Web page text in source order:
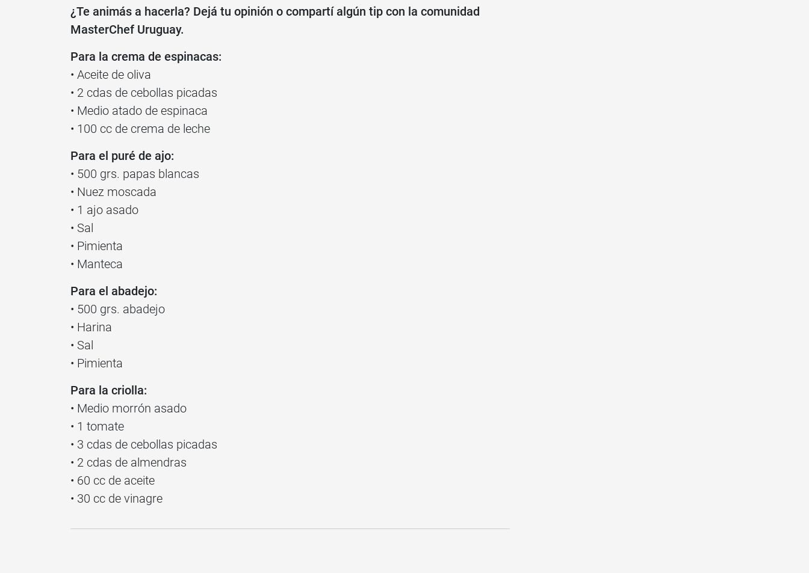
¿Te animás a hacerla? Dejá tu opinión o compartí algún tip con la comunidad
MasterChef Uruguay.
Para la crema de espinacas:
• Aceite de oliva
• 2 cdas de cebollas picadas
• Medio atado de espinaca
• 100 cc de crema de leche
Para el puré de ajo:
• 500 grs. papas blancas
• Nuez moscada
• 1 ajo asado
• Sal
• Pimienta
• Manteca
Para el abadejo:
• 500 grs. abadejo
• Harina
• Sal
• Pimienta
Para la criolla:
• Medio morrón asado
• 1 tomate
• 3 cdas de cebollas picadas
• 2 cdas de almendras
• 60 cc de aceite
• 30 cc de vinagre